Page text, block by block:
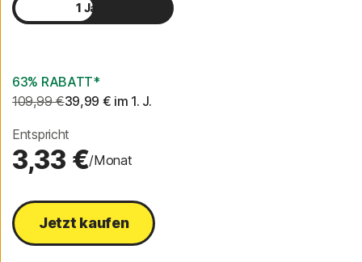
1 Jahr
63% RABATT*
109,99 €39,99 € im 1. J.
Entspricht
3,33 €/Monat
Jetzt kaufen